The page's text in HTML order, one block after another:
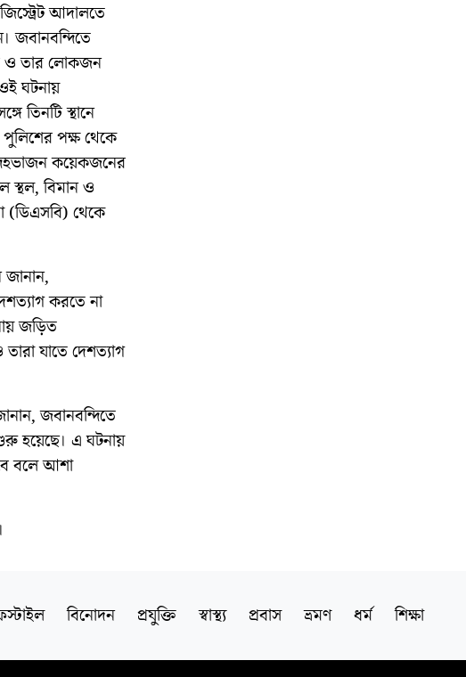
আদালতে
জবানবন্দিতে
ও তার লোকজন
ঘটনায়
তিনটি স্থানে
পুলিশের পক্ষ থেকে
কয়েকজনের
স্থল, বিমান ও
(ডিএসবি) থেকে
জানান,
করতে না
জড়িত
যাতে দেশত্যাগ
জবানবন্দিতে
হয়েছে। এ ঘটনায়
বলে আশা
বিনোদন প্রযুক্তি স্বাস্থ্য প্রবাস ভ্রমণ ধর্ম শিক্ষা